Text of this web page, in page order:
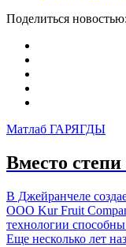
Поделиться новостью:
Матлаб ГАРЯГДЫ
Вместо
В Джейранчеле
ООО Kur Fruit
технологии
Еще несколько лет